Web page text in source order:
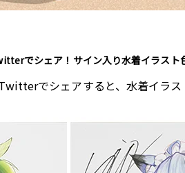
でシェア！ サイン入り水着イラスト
でシェアすると、水着イラ